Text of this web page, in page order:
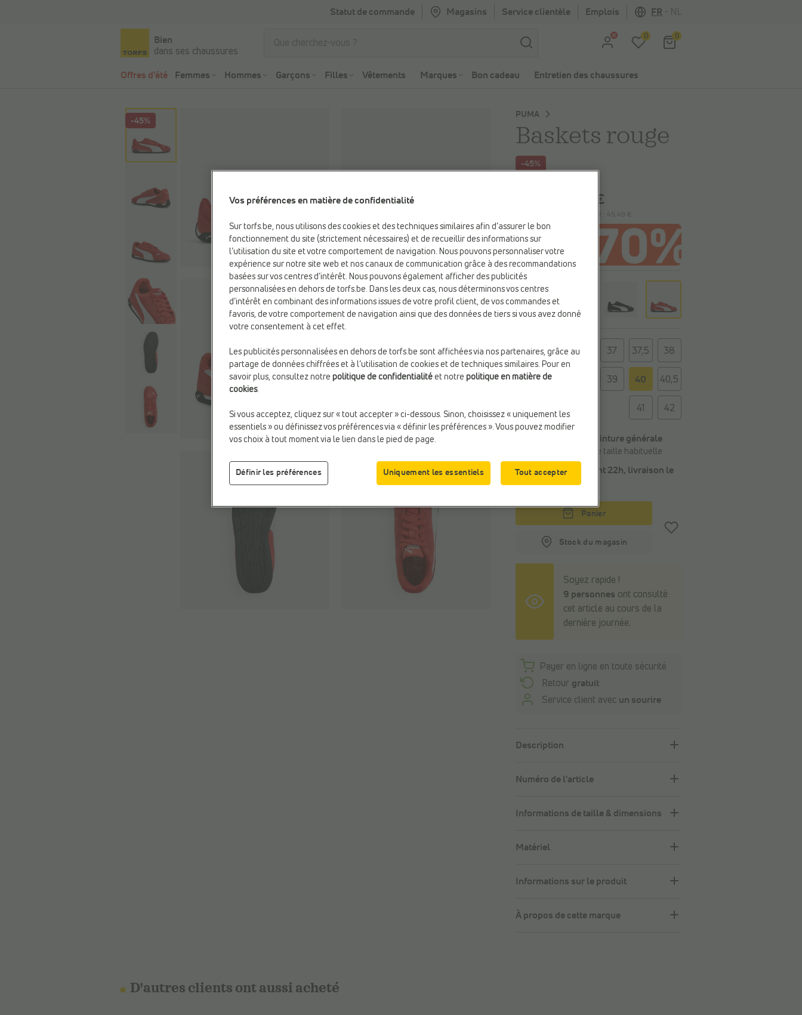
Statut de commande Magasins Service clientèle Emplois FR
Bien
dans ses chaussures
0 0
Offres d'été Femmes Hommes Garçons Filles Vêtements Marques Bon cadeau Entretien des chaussures
-45%
PUMA
Baskets rouge
-45%
49,49 €
49,49 €
Couleur
Rouge
36 37 37,5 38
39 40 40,5
41 42
Conseil de la pointure générale
Commandez votre taille habituelle
Commandé avant 22h, livraison le
mardi
Panier
Stock du magasin
Soyez rapide !
9 personnes ont consulté
cet article au cours de la
dernière journée.
Payer en ligne en toute sécurité
Retour gratuit
Service client avec un sourire
Description
Numéro de l'article
Informations de taille & dimensions
Matériel
Informations sur le produit
À propos de cette marque
D'autres clients ont aussi acheté
Vos préférences en matière de confidentialité
Sur torfs.be, nous utilisons des cookies et des techniques similaires afin d’assurer le bon
fonctionnement du site (strictement nécessaires) et de recueillir des informations sur
l’utilisation du site et votre comportement de navigation. Nous pouvons personnaliser votre
expérience sur notre site web et nos canaux de communication grâce à des recommandations
basées sur vos centres d’intérêt. Nous pouvons également afficher des publicités
personnalisées en dehors de torfs.be. Dans les deux cas, nous déterminons vos centres
d’intérêt en combinant des informations issues de votre profil client, de vos commandes et
favoris, de votre comportement de navigation ainsi que des données de tiers si vous avez donné
votre consentement à cet effet.
Les publicités personnalisées en dehors de torfs.be sont affichées via nos partenaires, grâce au
partage de données chiffrées et à l’utilisation de cookies et de techniques similaires. Pour en
savoir plus, consultez notre politique de confidentialité et notre politique en matière de
cookies.
Si vous acceptez, cliquez sur « tout accepter » ci-dessous. Sinon, choisissez « uniquement les
essentiels » ou définissez vos préférences via « définir les préférences ». Vous pouvez modifier
vos choix à tout moment via le lien dans le pied de page.
Définir les préférences Uniquement les essentiels Tout accepter